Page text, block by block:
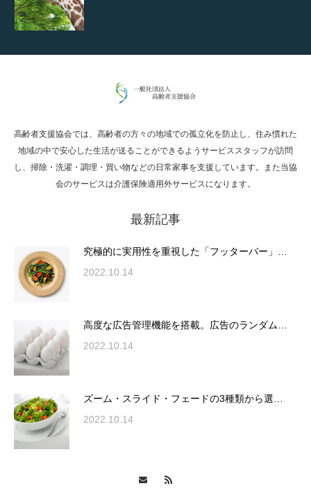
通常投稿
Hello world!
究極的に実用性を重視した「フッターバー」
表示やショートコード…
ズーム・スライド・フェードの3種類から選
択可能な洗練されたホ…
変幻自在、あらゆる業種に対応可能な新しい
高齢者支援協会では、高齢者の方々の地域での孤立化を防止し、住み慣れた
地域の中で安心した生活が送ることができるようサービススタッフが訪問
し、掃除・洗濯・調理・買い物などの日常家事を支援しています。また当協
会のサービスは介護保険適用外サービスになります。
最新記事
究極的に実用性を重視した「フッターバー」…
2022.10.14
高度な広告管理機能を搭載。広告のランダム…
2022.10.14
ズーム・スライド・フェードの3種類から選…
2022.10.14